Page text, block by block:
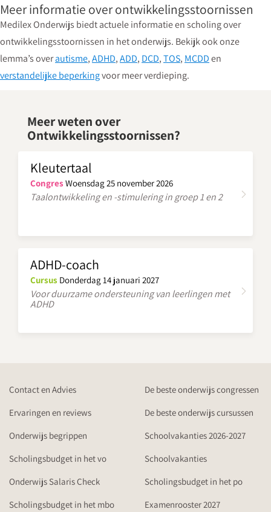
Meer informatie over ontwikkelingsstoornissen
Medilex Onderwijs biedt actuele informatie en scholing over
ontwikkelingsstoornissen in het onderwijs. Bekijk ook onze
lemma’s overautisme,ADHD,ADD, DCD,TOS, MCDDen
verstandelijke beperkingvoor meer verdieping.
Meer weten over
Ontwikkelingsstoornissen?
Kleutertaal
Congres Woensdag 25 november 2026
Taalontwikkeling en -stimulering in groep 1 en 2
ADHD-coach
Cursus Donderdag 14 januari 2027
Voor duurzame ondersteuning van leerlingen met
ADHD
Contact en Advies
De beste onderwijs congressen
Ervaringen en reviews
De beste onderwijs cursussen
Onderwijs begrippen
Schoolvakanties 2026-2027
Scholingsbudget in het vo
Schoolvakanties
Onderwijs Salaris Check
Scholingsbudget in het po
Scholingsbudget in het mbo
Examenrooster 2027